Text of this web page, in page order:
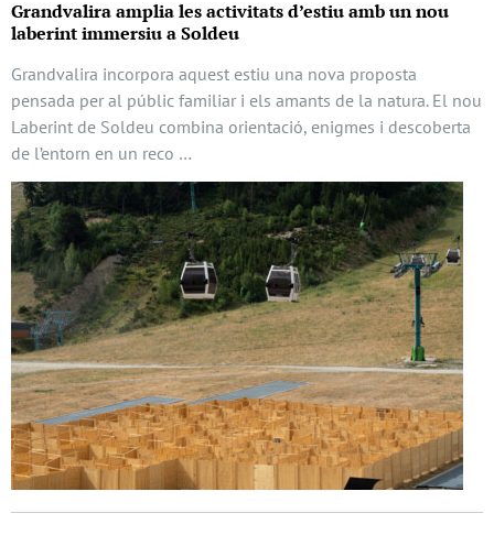
Grandvalira amplia les activitats d’estiu amb un nou
laberint immersiu a Soldeu
Grandvalira incorpora aquest estiu una nova proposta
pensada per al públic familiar i els amants de la natura. El nou
Laberint de Soldeu combina orientació, enigmes i descoberta
de l’entorn en un reco …